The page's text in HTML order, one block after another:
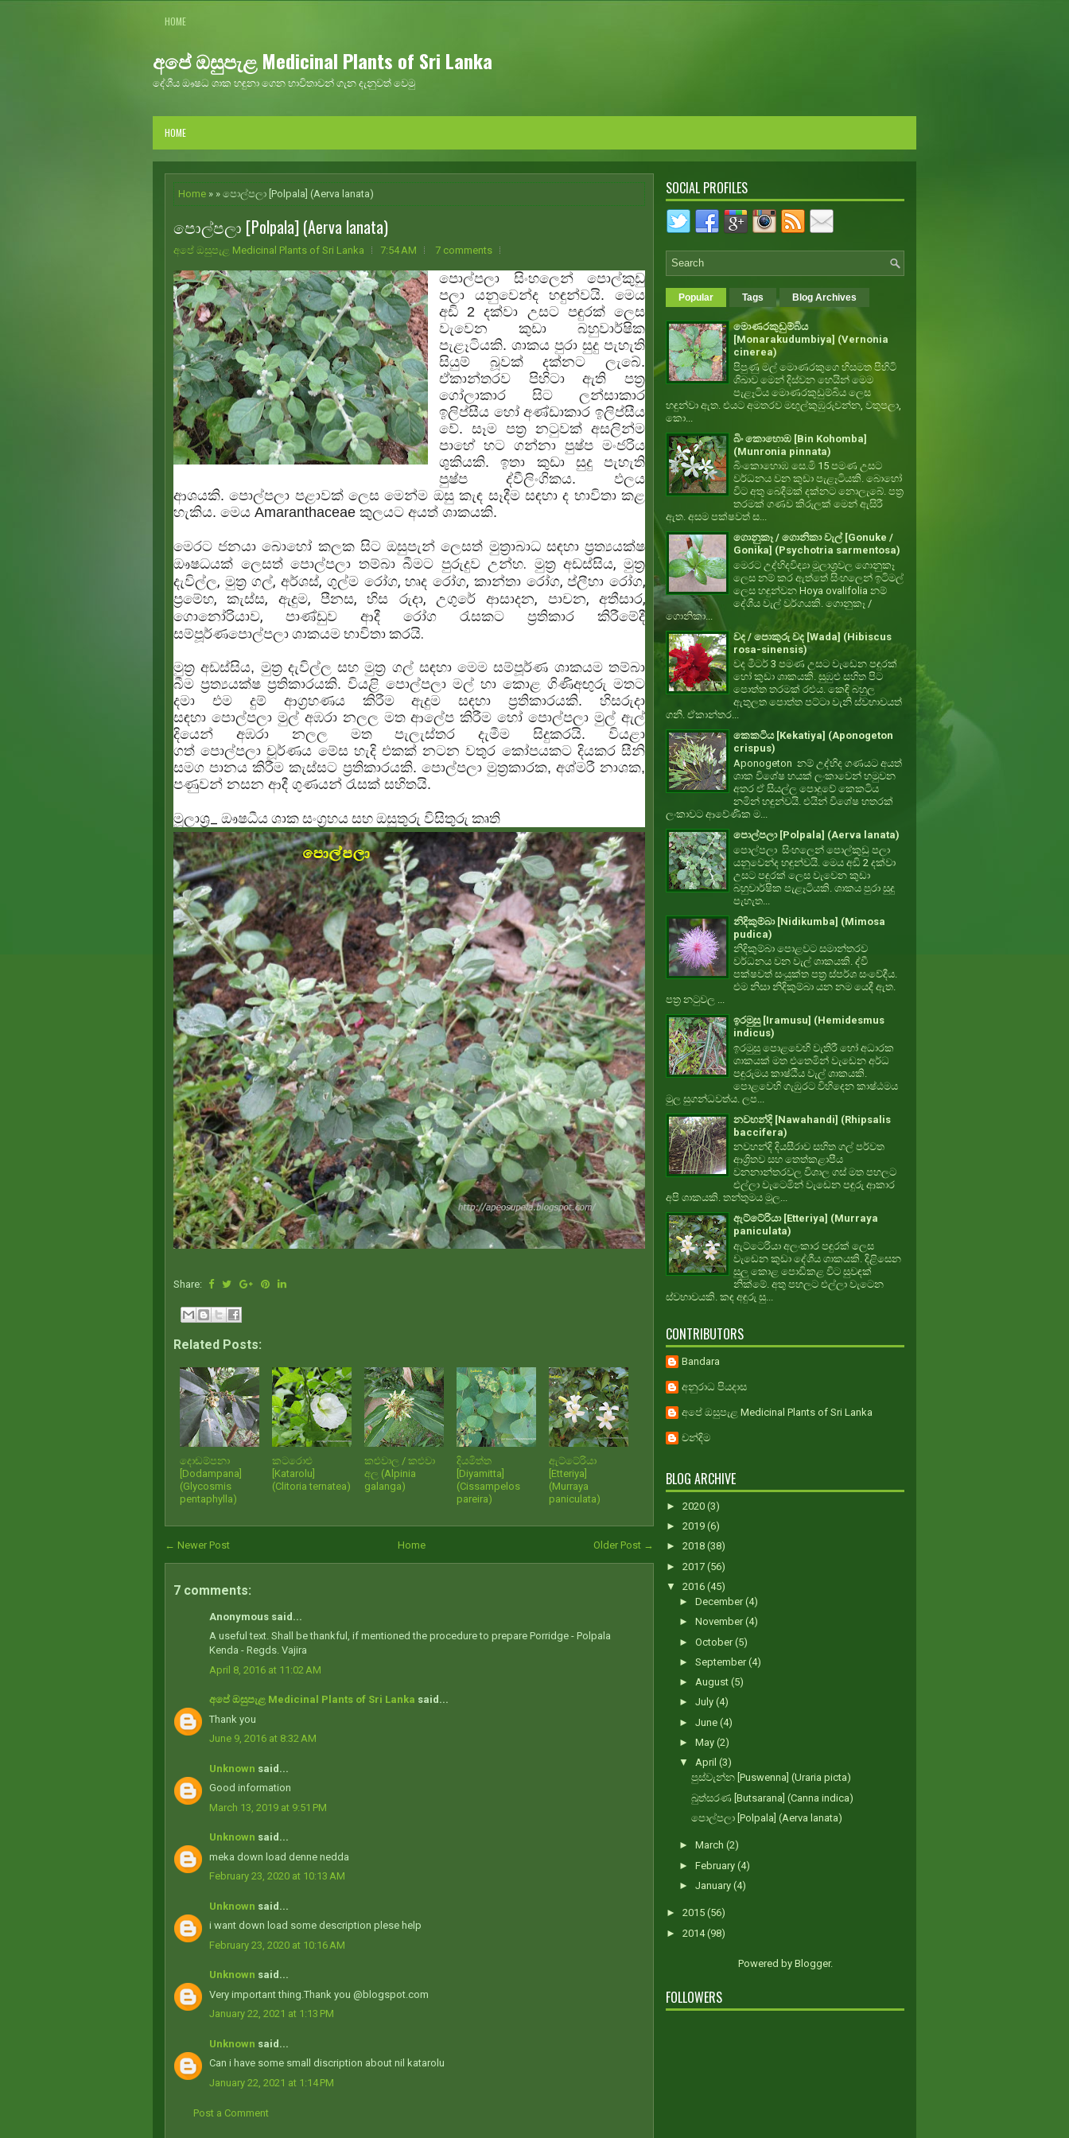
HOME
අපේ ඔසුපැළ Medicinal Plants of Sri Lanka
දේශීය ඖෂධ ශාක හඳුනා ගෙන භාවිතාවන් ගැන දැනුවත් වෙමු
HOME
Home » » පොල්පලා [Polpala] (Aerva lanata)
පොල්පලා [Polpala] (Aerva lanata)
අපේ ඔසුපැළ Medicinal Plants of Sri Lanka 7:54 AM 7 comments
පොල්පලා සිංහලෙන් පොල්කුඩු
පලා යනුවෙන්ද හඳුන්වයි. මෙය
අඩි 2 දක්වා උසට පඳුරක් ලෙස
වැවෙන කුඩා බහුවාර්ෂික
පැළෑටියකි. ශාකය පුරා සුදු පැහැති
සියුම් බූවක් දක්නට ලැබේ.
ඒකාන්තරව පිහිටා ඇති පත්‍ර
ගෝලාකාර සිට ලන්සාකාර
ඉලිප්සීය හෝ අණ්ඩාකාර ඉලිප්සීය
වේ. සෑම පත්‍ර නටුවක් අසලින්ම
පාහේ හට ගන්නා පුෂ්ප මංජරිය
ශුකියකි. ඉතා කුඩා සුදු පැහැති
පුෂ්ප ද්වීලිංගිකය. ඵලය
ආශයකි.පොල්පලා පළාවක් ලෙස මෙන්ම ඔසු කැඳ සෑදීම සඳහා ද භාවිතා කළ
හැකිය. මෙය Amaranthaceae කුලයට අයත් ශාකයකි.
මෙරට ජනයා බොහෝ කලක සිට ඔසුපැන් ලෙසත් මුත්‍රාබාධ සඳහා ප්‍රත්‍යයක්ෂ
ඖෂධයක් ලෙසත්පොල්පලා තම්බා බීමට පුරුදුව උන්හ. මුත්‍ර අඩස්සිය, මුත්‍ර
දැවිල්ල, මුත්‍ර ගල්, අර්ශස්, ගුල්ම රෝග, හෘද රෝග, කාන්තා රෝග, ප්ලීහා රෝග,
ප්‍රමේහ, කැස්ස, ඇදුම, පීනස, හිස රුදා, උගුරේ ආසාදන, පාචන, අතීසාර,
ගොනෝරියාව, පාණ්ඩුව ආදී රෝග රැසකට ප්‍රතිකාර කිරීමේදී
සම්පූර්ණපොල්පලාශාකයම භාවිතා කරයි.
මුත්‍ර අඩස්සිය, මුත්‍ර දැවිල්ල සහ මුත්‍ර ගල් සඳහා මෙම සම්පූර්ණ ශාකයම තම්බා
බීම ප්‍රත්‍යයක්ෂ ප්‍රතිකාරයකි. වියළි පොල්පලා මල් හා කොළ ගිණිඅඟුරු මතට
දමා එම දුම් ආග්‍රහණය කිරීම ඇදුම සඳහා ප්‍රතිකාරයකි. හිසරුදා
සඳහා පොල්පලාමුල් අඹරා නලල මත ආලේප කිරීම හෝපොල්පලා මුල් ඇල්
දියෙන් අඹරා නලල මත පැලැස්තර දැමීම සිදුකරයි. වියළා
ගත්පොල්පලා චූර්ණය මේස හැදි එකක් නටන වතුර කෝපයකට දියකර සීනි
සමග පානය කිරීම කැස්සට ප්‍රතිකාරයකි. පොල්පලාමුත්‍රකාරක, අශ්මරී නාශක,
පණුවන් නසන ආදී ගුණයන් රැසක් සහිතයි.
මූලාශ්‍ර_ ඖෂධීය ශාක සංග්‍රහය සහ ඔසුතුරු විසිතුරු කෘති
Share:
Related Posts:
දොඬම්පනා
[Dodampana]
(Glycosmis
pentaphylla)
කටරොළු
[Katarolu]
(Clitoria ternatea)
කළුවාල / කළුවා
අල (Alpinia
galanga)
දියමිත්ත
[Diyamitta]
(Cissampelos
pareira)
ඇට්ටේරියා
[Etteriya]
(Murraya
paniculata)
← Newer Post Older Post →
Home
7 comments:
Anonymous said...
A useful text. Shall be thankful, if mentioned the procedure to prepare Porridge - Polpala
Kenda - Regds. Vajira
April 8, 2016 at 11:02 AM
අපේ ඔසුපැළ Medicinal Plants of Sri Lanka said...
Thank you
June 9, 2016 at 8:32 AM
Unknown said...
Good information
March 13, 2019 at 9:51 PM
Unknown said...
meka down load denne nedda
February 23, 2020 at 10:13 AM
Unknown said...
i want down load some description plese help
February 23, 2020 at 10:16 AM
Unknown said...
Very important thing.Thank you @blogspot.com
January 22, 2021 at 1:13 PM
Unknown said...
Can i have some small discription about nil katarolu
January 22, 2021 at 1:14 PM
Post a Comment
SOCIAL PROFILES
Popular Tags Blog Archives
මොණරකුඩුම්බිය
[Monarakudumbiya] (Vernonia
cinerea)
පිපුණු මල් මොණරකුගෙ හිසමත පිහිටි
ශිඛාව මෙන් දිස්වන හෙයින් මෙම
පැළෑටිය මොණරකුඩුම්බිය ලෙස
හඳුන්වා ඇත. එයට අමතරව මඟුල්කුඹුරුවන්න, වතුපලා,
කො...
බිං කොහොඹ [Bin Kohomba]
(Munronia pinnata)
බිංකොහොඹ සෙ.මි 15 පමණ උසට
වර්ධනය වන කුඩා පැළෑටියකි. බොහෝ
විට අතු බෙදීමක් දක්නට නොලැබේ. පත්‍ර
තරමක් ගණව කිරුලක් මෙන් ඇසිරී
ඇත. අසම පක්ෂවත් ස...
ගොනුකෑ / ගොනිකා වැල් [Gonuke /
Gonika] (Psychotria sarmentosa)
මෙරට උද්භිදවිද්‍යා මූලාශ්‍රවල ගොනුකෑ
ලෙස නම් කර ඇත්තේ සිංහලෙන් ඉටිමල්
ලෙස හඳුන්වන Hoya ovalifolia නම්
දේශීය වැල් වර්ගයකි. ගොනුකෑ /
ගොනිකා...
වද / පොකුරු වද [Wada] (Hibiscus
rosa-sinensis)
වද මීටර් 3 පමණ උසට වැඩෙන පඳුරක්
හෝ කුඩා ශාකයකි. සුඹුළු සහිත පිට
පොත්ත තරමක් රළුය. කෙඳි බහුල
ඇතුලත පොත්ත පට්ටා වැනි ස්වභාවයත්
ගනී. ඒකාන්තර...
කෙකටිය [Kekatiya] (Aponogeton
crispus)
Aponogeton නම් උද්භිද ගණයට අයත්
ශාක විශේෂ හයක් ලංකාවෙන් හමුවන
අතර ඒ සියල්ල පොදුවේ කෙකටිය
නමින් හඳුන්වයි. එයින් විශේෂ හතරක්
ලංකාවට ආවේණික ම...
පොල්පලා [Polpala] (Aerva lanata)
පොල්පලා සිංහලෙන් පොල්කුඩු පලා
යනුවෙන්ද හඳුන්වයි. මෙය අඩි 2 දක්වා
උසට පඳුරක් ලෙස වැවෙන කුඩා
බහුවාර්ෂික පැළෑටියකි. ශාකය පුරා සුදු
පැහැත...
නිදිකුම්බා [Nidikumba] (Mimosa
pudica)
නිදිකුම්බා පොළවට සමාන්තරව
වර්ධනය වන වැල් ශාකයකි. ද්වී
පක්ෂවත් සංයුක්ත පත්‍ර ස්පර්ශ සංවේදීය.
එම නිසා නිදිකුම්බා යන නම යෙදී ඇත.
පත්‍ර නටුවල ...
ඉරමුසු [Iramusu] (Hemidesmus
indicus)
ඉරමුසු පොළවෙහි වැතිරී හෝ අධාරක
ශාකයක් මත එතෙමින් වැඩෙන අර්ධ
පඳුරුමය කාෂ්ඨීය වැල් ශාකයකි.
පොළවෙහි ගැඹුරට විහිදෙන කාෂ්ඨමය
මුල සුගන්ධවත්ය. ලප...
නවහන්දි [Nawahandi] (Rhipsalis
baccifera)
නවහන්දි දියසීරාව සහිත ගල් පර්වත
ආශ්‍රිතව සහ තෙත්කළාපීය
වනනාන්තරවල විශාල ගස් මත පහලට
එල්ලා වැටෙමින් වැඩෙන පඳුරු ආකාර
අපි ශාකයකි. තන්තුමය මූල...
ඇට්ටේරියා [Etteriya] (Murraya
paniculata)
ඇට්ටෙරියා අලංකාර පඳුරක් ලෙස
වැඩෙන කුඩා දේශීය ශාකයකි. දිළිසෙන
සුලු කොළ පොඩිකළ විට සුවඳක්
නික්මේ. අතු පහලට එල්ලා වැටෙන
ස්වභාවයකි. කඳ අඳුරු සු...
CONTRIBUTORS
Bandara
අනුරාධ පියදාස
අපේ ඔසුපැළ Medicinal Plants of Sri Lanka
චන්දිම
BLOG ARCHIVE
► 2020 (3)
► 2019 (6)
► 2018 (38)
► 2017 (56)
▼ 2016 (45)
► December(4)
► November(4)
► October(5)
► September(4)
► August (5)
► July (4)
► June (4)
► May (2)
▼ April (3)
පුස්වැන්න [Puswenna] (Uraria picta)
බුත්සරණ [Butsarana] (Canna indica)
පොල්පලා [Polpala] (Aerva lanata)
► March (2)
► February (4)
► January (4)
► 2015 (56)
► 2014(98)
Powered by Blogger.
FOLLOWERS